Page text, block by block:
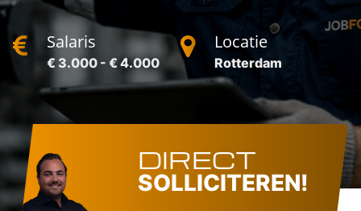
Salaris
€ 3.000 - € 4.000
Locatie
Rotterdam
DIRECT
SOLLICITEREN!